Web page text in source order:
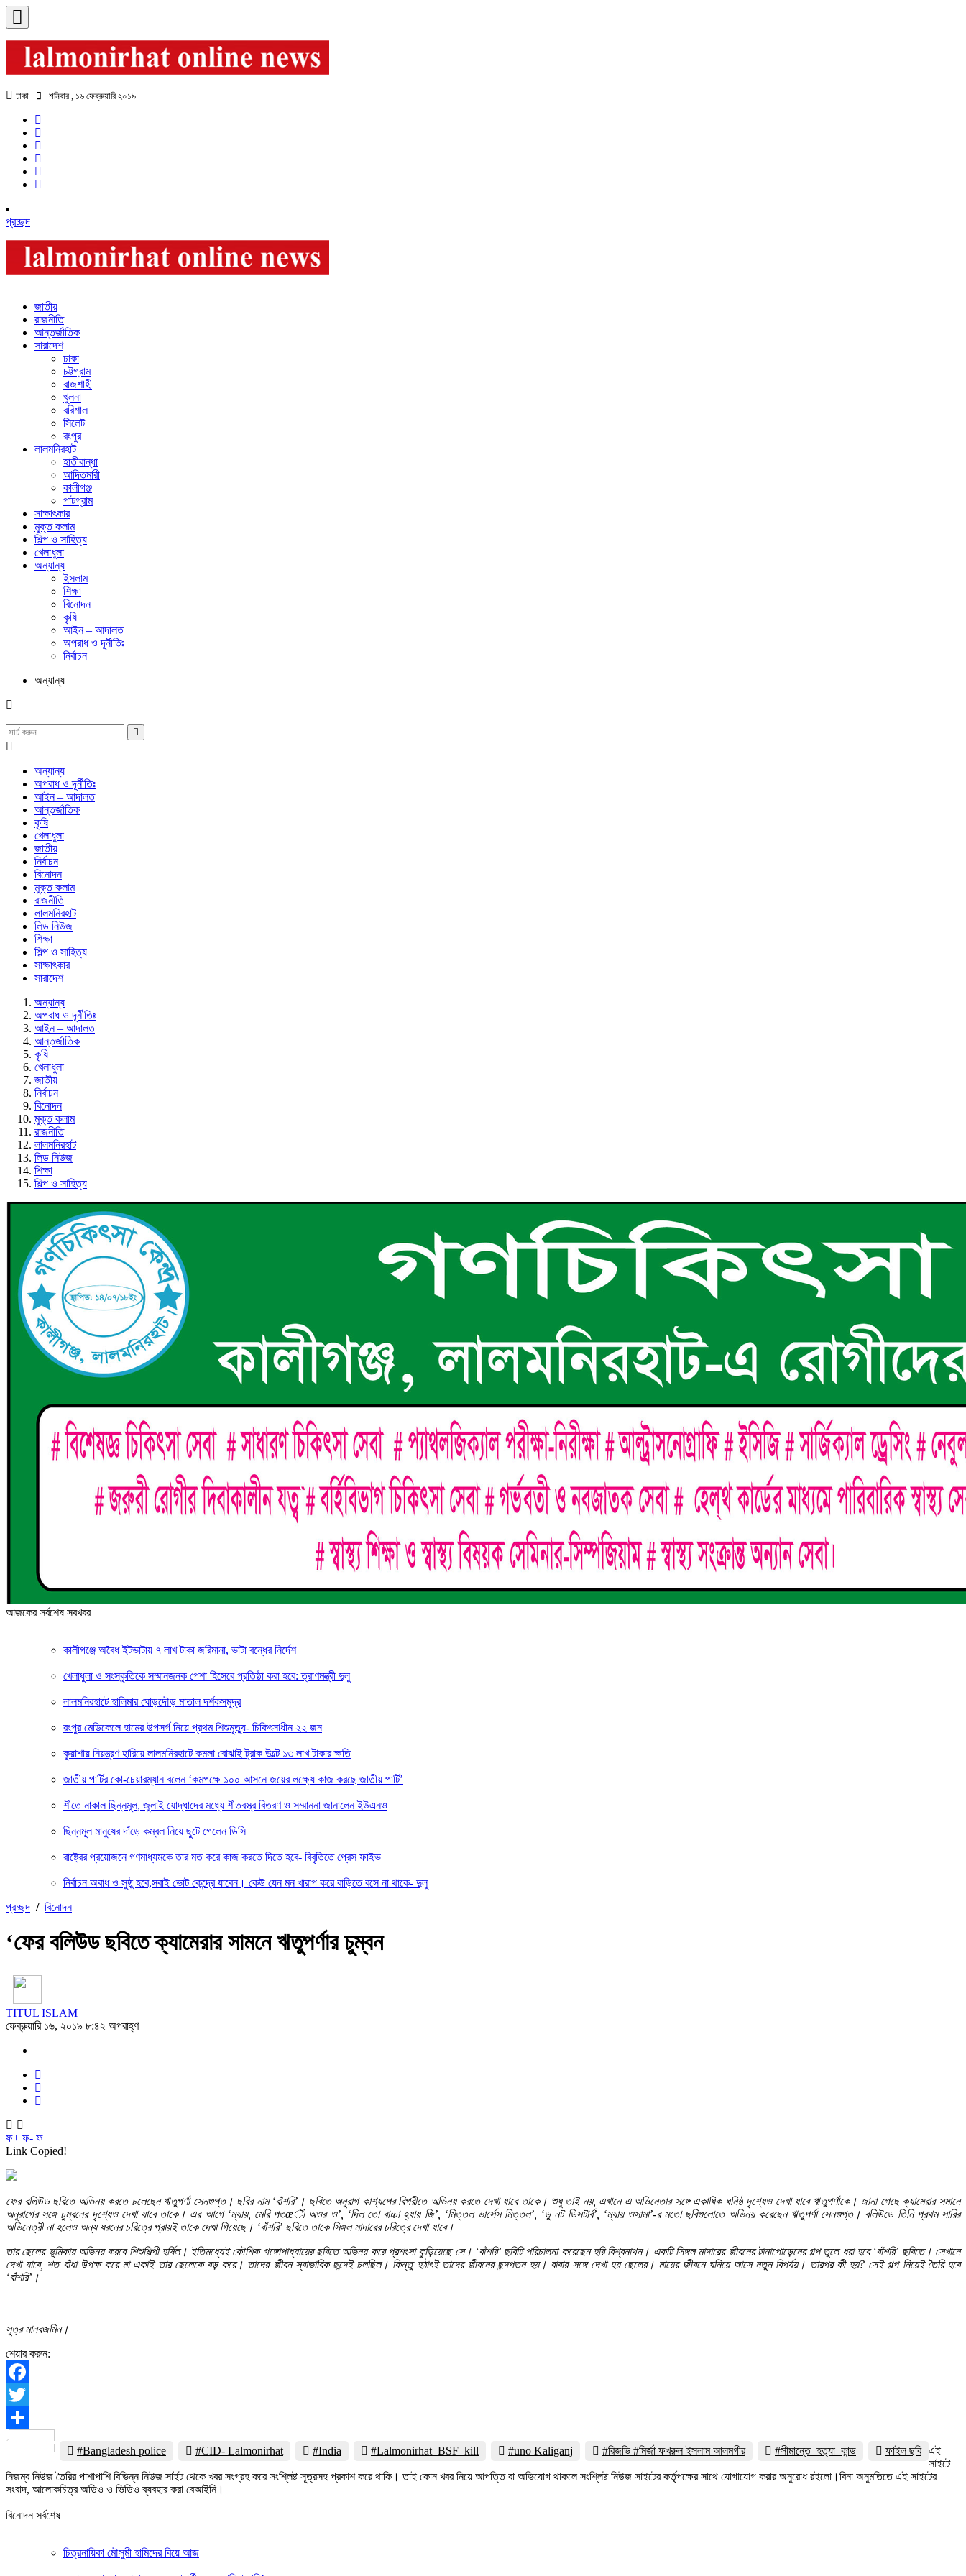
ঢাকা শনিবার , ১৬ ফেব্রুয়ারি ২০১৯
প্রচ্ছদ
জাতীয়
রাজনীতি
আন্তর্জাতিক
সারাদেশ
ঢাকা
চট্টগ্রাম
রাজশাহী
খুলনা
বরিশাল
সিলেট
রংপুর
লালমনিরহাট
হাতীবান্ধা
আদিতমারী
কালীগঞ্জ
পাটগ্রাম
সাক্ষাৎকার
মুক্ত কলাম
শিল্প ও সাহিত্য
খেলাধুলা
অন্যান্য
ইসলাম
শিক্ষা
বিনোদন
কৃষি
আইন – আদালত
অপরাধ ও দূর্নীতিঃ
নির্বাচন
অন্যান্য
অন্যান্য
অপরাধ ও দূর্নীতিঃ
আইন – আদালত
আন্তর্জাতিক
কৃষি
খেলাধুলা
জাতীয়
নির্বাচন
বিনোদন
মুক্ত কলাম
রাজনীতি
লালমনিরহাট
লিড নিউজ
শিক্ষা
শিল্প ও সাহিত্য
সাক্ষাৎকার
সারাদেশ
অন্যান্য
অপরাধ ও দূর্নীতিঃ
আইন – আদালত
আন্তর্জাতিক
কৃষি
খেলাধুলা
জাতীয়
নির্বাচন
বিনোদন
মুক্ত কলাম
রাজনীতি
লালমনিরহাট
লিড নিউজ
শিক্ষা
শিল্প ও সাহিত্য
আজকের সর্বশেষ সবখবর
কালীগঞ্জে অবৈধ ইটভাটায় ৭ লাখ টাকা জরিমানা, ভাটা বন্ধের নির্দেশ
খেলাধুলা ও সংস্কৃতিকে সম্মানজনক পেশা হিসেবে প্রতিষ্ঠা করা হবে: ত্রাণমন্ত্রী দুলু
লালমনিরহাটে হালিমার ঘোড়দৌড় মাতাল দর্শকসমুদ্র
রংপুর মেডিকেলে হামের উপসর্গ নিয়ে প্রথম শিশুমৃত্যু- চিকিৎসাধীন ২২ জন
কুয়াশায় নিয়ন্ত্রণ হারিয়ে লালমনিরহাটে কমলা বোঝাই ট্রাক উল্টে ১৩ লাখ টাকার ক্ষতি
জাতীয় পার্টির কো-চেয়ারম্যান বলেন ‘কমপক্ষে ১০০ আসনে জয়ের লক্ষ্যে কাজ করছে জাতীয় পার্টি’
শীতে নাকাল ছিন্নমূল, জুলাই যোদ্ধাদের মধ্যে শীতবস্ত্র বিতরণ ও সম্মাননা জানালেন ইউএনও
ছিন্নমূল মানুষের দাঁড়ে কম্বল নিয়ে ছুটে গেলেন ডিসি
রাষ্ট্রের প্রয়োজনে গণমাধ্যমকে তার মত করে কাজ করতে দিতে হবে- বিবৃতিতে প্রেস ফাইভ
নির্বাচন অবাধ ও সুষ্ঠু হবে,সবাই ভোট কেন্দ্রে যাবেন। কেউ যেন মন খারাপ করে বাড়িতে বসে না থাকে- দুলু
প্রচ্ছদ / বিনোদন
‘ফের বলিউড ছবিতে ক্যামেরার সামনে ঋতুপর্ণার চুম্বন
TITUL ISLAM
ফেব্রুয়ারি ১৬, ২০১৯ ৮:৪২ অপরাহ্ণ
ফ+ ফ- ফ
Link Copied!
ফের বলিউড ছবিতে অভিনয় করতে চলেছেন ঋতুপর্ণা সেনগুপ্ত। ছবির নাম ‘বাঁশরি’। ছবিতে অনুরাগ কাশ্যপের বিপরীতে অভিনয় করতে দেখা যাবে তাকে। শুধু তাই নয়, এখানে এ অভিনেতার সঙ্গে একাধিক ঘনিষ্ঠ দৃশ্যেও দেখা যাবে ঋতুপর্ণাকে। জানা গেছে ক্যামেরার সমানে
অনুরাগের সঙ্গে চুম্বনের দৃশ্যেও দেখা যাবে তাকে। এর আগে ‘ম্যায়, মেরি পতœী অওর ও’, ‘দিল তো বাচ্চা হ্যায় জি’, ‘মিত্তল ভার্সেস মিত্তল’, ‘ডু নট ডিসটার্ব’, ‘ম্যায় ওসামা’-র মতো ছবিগুলোতে অভিনয় করেছেন ঋতুপর্ণা সেনগুপ্ত। বলিউডে তিনি প্রথম সারির
অভিনেত্রী না হলেও অন্য ধরনের চরিত্রে প্রায়ই তাকে দেখা গিয়েছে। ‘বাঁশরি’ ছবিতে তাকে সিঙ্গল মাদারের চরিত্রে দেখা যাবে।
তার ছেলের ভূমিকায় অভিনয় করবে শিশুশিল্পী হর্ষিল। ইতিমধ্যেই কৌশিক গঙ্গোপাধ্যায়ের ছবিতে অভিনয় করে প্রশংসা কুড়িয়েছে সে। ‘বাঁশরি’ ছবিটি পরিচালনা করেছেন হরি বিশ্বনাথন। একটি সিঙ্গল মাদারের জীবনের টানাপোড়েনের গল্প তুলে ধরা হবে ‘বাঁশরি’ ছবিতে। সেখানে
দেখা যাবে, শত বাঁধা উপক্ষ করে মা একাই তার ছেলেকে বড় করে। তাদের জীবন স্বাভাবিক ছন্দেই চলছিল। কিন্তু হঠাৎই তাদের জীবনের ছন্দপতন হয়। বাবার সঙ্গে দেখা হয় ছেলের। মায়ের জীবনে ঘনিয়ে আসে নতুন বিপর্যয়। তারপর কী হয়? সেই গল্প নিয়েই তৈরি হবে
‘বাঁশরি’।
সুত্র মানবজমিন।
শেয়ার করুন:
Facebook
Twitter
#Bangladesh police
#CID- Lalmonirhat #India #Lalmonirhat_BSF_kill #uno Kaliganj #রিজভি #মির্জা ফখরুল ইসলাম আলমগীর #সীমান্তে_হত্যা_কান্ড ফাইল ছবি এই
সাইটে
নিজম্ব নিউজ তৈরির পাশাপাশি বিভিন্ন নিউজ সাইট থেকে খবর সংগ্রহ করে সংশ্লিষ্ট সূত্রসহ প্রকাশ করে থাকি। তাই কোন খবর নিয়ে আপত্তি বা অভিযোগ থাকলে সংশ্লিষ্ট নিউজ সাইটের কর্তৃপক্ষের সাথে যোগাযোগ করার অনুরোধ রইলো।বিনা অনুমতিতে এই সাইটের
সংবাদ, আলোকচিত্র অডিও ও ভিডিও ব্যবহার করা বেআইনি।
বিনোদন সর্বশেষ
চিত্রনায়িকা মৌসুমী হামিদের বিয়ে আজ